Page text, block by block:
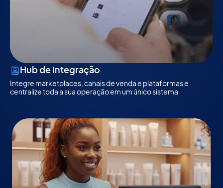
Hub de Integração
Integre marketplaces, canais de venda e plataformas e
centralize toda a sua operação em um único sistema